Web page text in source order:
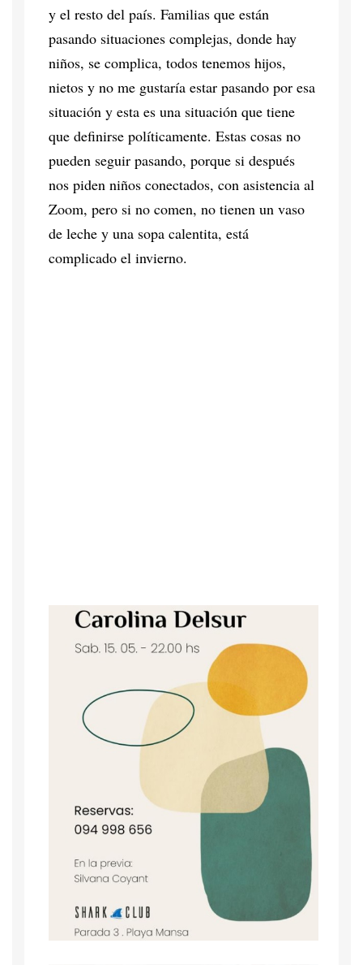
y el resto del país. Familias que están
pasando situaciones complejas, donde hay
niños, se complica, todos tenemos hijos,
nietos y no me gustaría estar pasando por esa
situación y esta es una situación que tiene
que definirse políticamente. Estas cosas no
pueden seguir pasando, porque si después
nos piden niños conectados, con asistencia al
Zoom, pero si no comen, no tienen un vaso
de leche y una sopa calentita, está
complicado el invierno.